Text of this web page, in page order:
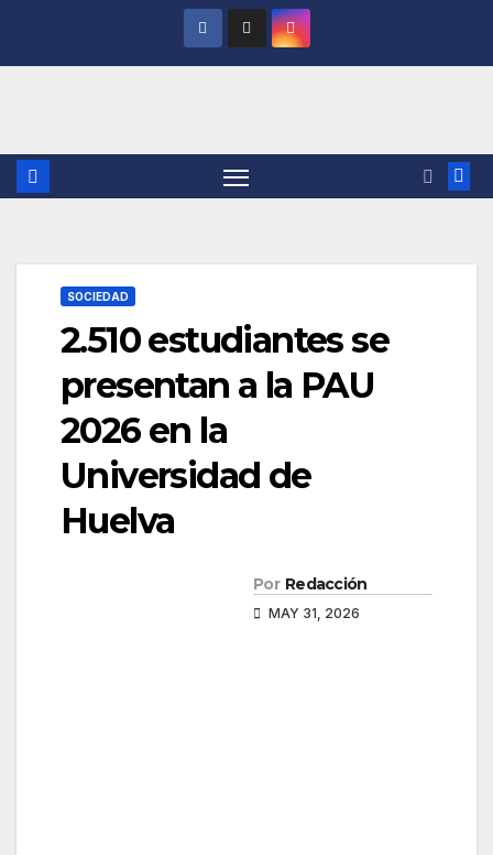
SOCIEDAD
2.510 estudiantes se
presentan a la PAU
2026 en la
Universidad de
Huelva
Por Redacción
MAY 31, 2026